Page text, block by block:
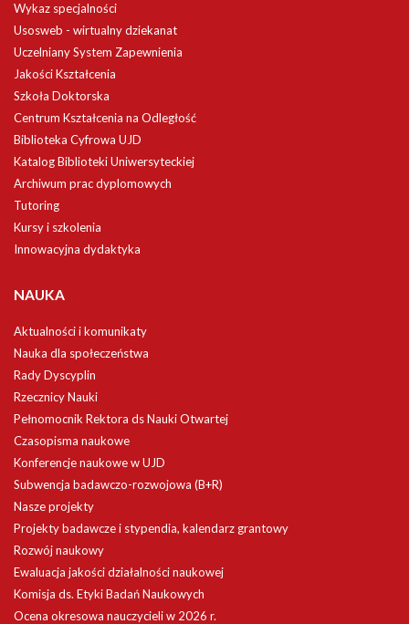
Wykaz specjalności
Usosweb - wirtualny dziekanat
Uczelniany System Zapewnienia
Jakości Kształcenia
Szkoła Doktorska
Centrum Kształcenia na Odległość
Biblioteka Cyfrowa UJD
Katalog Biblioteki Uniwersyteckiej
Archiwum prac dyplomowych
Tutoring
Kursy i szkolenia
Innowacyjna dydaktyka
NAUKA
Aktualności i komunikaty
Nauka dla społeczeństwa
Rady Dyscyplin
Rzecznicy Nauki
Pełnomocnik Rektora ds Nauki Otwartej
Czasopisma naukowe
Konferencje naukowe w UJD
Subwencja badawczo-rozwojowa (B+R)
Nasze projekty
Projekty badawcze i stypendia, kalendarz grantowy
Rozwój naukowy
Ewaluacja jakości działalności naukowej
Komisja ds. Etyki Badań Naukowych
Ocena okresowa nauczycieli w 2026 r.